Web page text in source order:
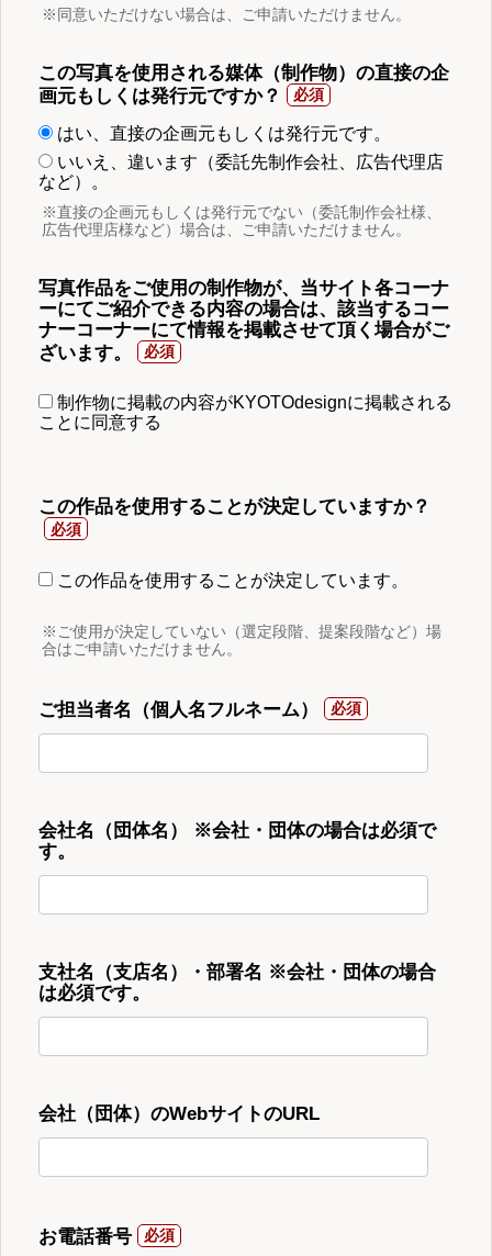
※同意いただけない場合は、ご申請いただけません。
この写真を使用される媒体（制作物）の直接の企
画元もしくは発行元ですか？
はい、直接の企画元もしくは発行元です。
いいえ、違います（委託先制作会社、広告代理店
など）。
※直接の企画元もしくは発行元でない（委託制作会社様、
広告代理店様など）場合は、ご申請いただけません。
写真作品をご使用の制作物が、当サイト各コーナ
ーにてご紹介できる内容の場合は、該当するコー
ナーコーナーにて情報を掲載させて頂く場合がご
ざいます。
制作物に掲載の内容がKYOTOdesignに掲載される
ことに同意する
この作品を使用することが決定していますか？
この作品を使用することが決定しています。
※ご使用が決定していない（選定段階、提案段階など）場
合はご申請いただけません。
ご担当者名（個人名フルネーム）
会社名（団体名） ※会社・団体の場合は必須で
す。
支社名（支店名）・部署名 ※会社・団体の場合
は必須です。
会社（団体）のWebサイトのURL
お電話番号